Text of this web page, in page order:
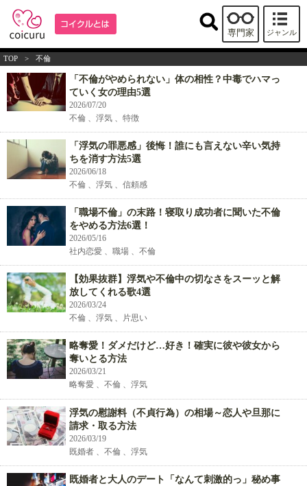
ジャンル
専門家
TOP > 不倫
「不倫がやめられない」体の相性？中毒でハマっ
ていく女の理由5選
2026/07/20
不倫 、浮気 、特徴
「浮気の罪悪感」後悔！誰にも言えない辛い気持
ちを消す方法5選
2026/06/18
不倫 、浮気 、信頼感
「職場不倫」の末路！寝取り成功者に聞いた不倫
をやめる方法6選！
2026/05/16
社内恋愛 、職場 、不倫
【効果抜群】浮気や不倫中の切なさをスーッと解
放してくれる歌4選
2026/03/24
不倫 、浮気 、片思い
略奪愛！ダメだけど…好き！確実に彼や彼女から
奪いとる方法
2026/03/21
略奪愛 、不倫 、浮気
浮気の慰謝料（不貞行為）の相場～恋人や旦那に
請求・取る方法
2026/03/19
既婚者 、不倫 、浮気
既婚者と大人のデート「なんて刺激的っ」秘め事